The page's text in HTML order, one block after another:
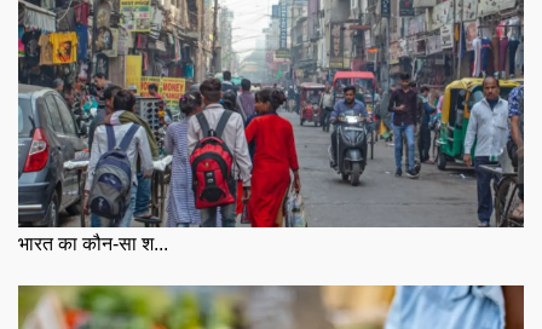
भारत का कौन-सा श...